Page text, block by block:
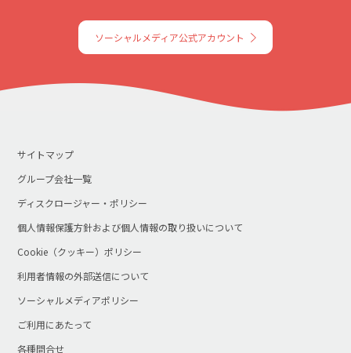
ソーシャルメディア公式アカウント
サイトマップ
グループ会社一覧
ディスクロージャー・ポリシー
個人情報保護方針および個人情報の取り扱いについて
Cookie（クッキー）ポリシー
利用者情報の外部送信について
ソーシャルメディアポリシー
ご利用にあたって
各種問合せ